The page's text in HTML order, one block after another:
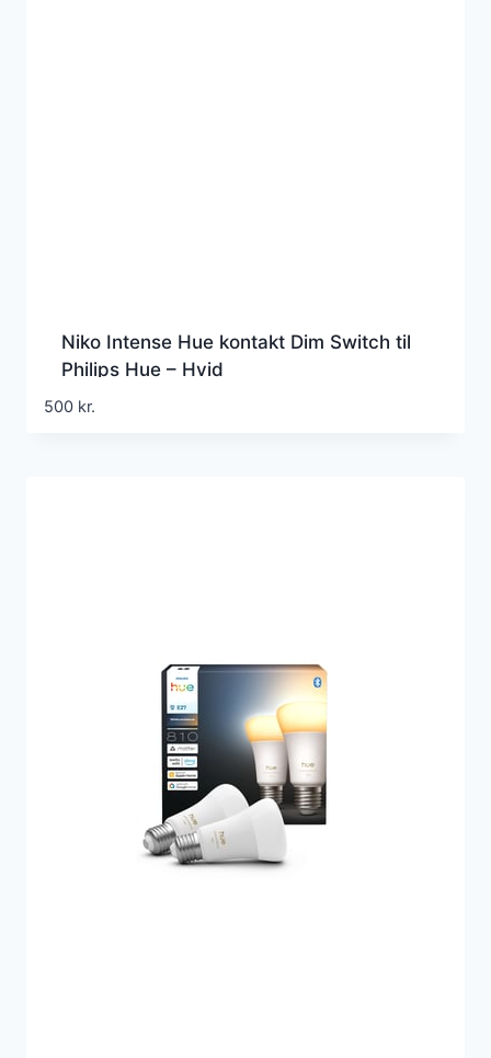
Niko Intense Hue kontakt Dim Switch til
Philips Hue – Hvid
500 kr.